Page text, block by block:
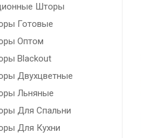
Шторы
Готовые
Оптом
Blackout
Двухцветные
Льняные
Для Спальни
Для Кухни